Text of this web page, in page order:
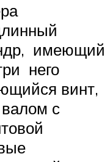
имеющий
него
винт,
с